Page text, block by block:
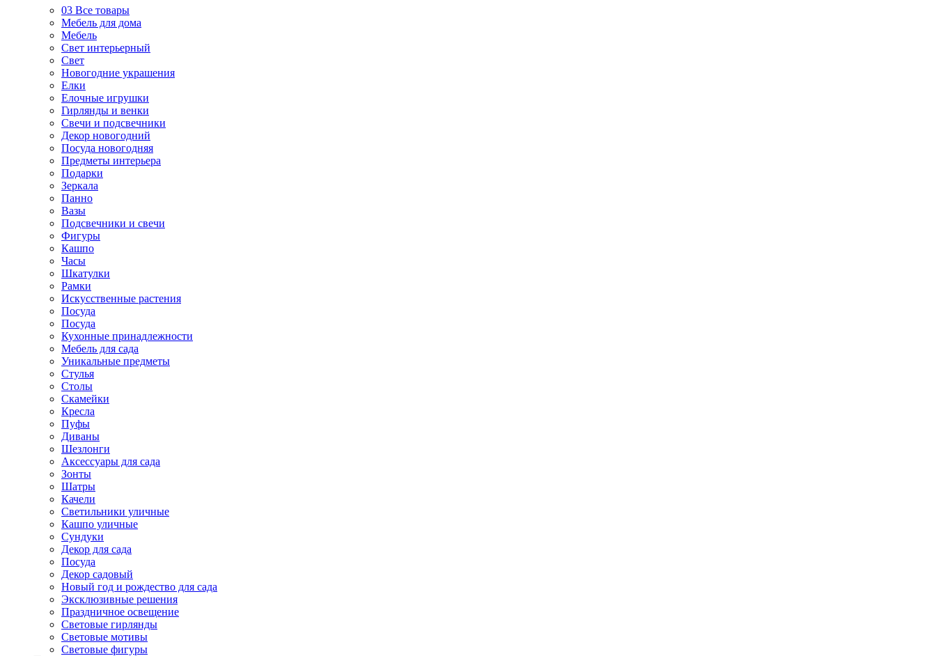
03 Все товары
Мебель для дома
Мебель
Свет интерьерный
Свет
Новогодние украшения
Елки
Елочные игрушки
Гирлянды и венки
Свечи и подсвечники
Декор новогодний
Посуда новогодняя
Предметы интерьера
Подарки
Зеркала
Панно
Вазы
Подсвечники и свечи
Фигуры
Кашпо
Часы
Шкатулки
Рамки
Искусственные растения
Посуда
Посуда
Кухонные принадлежности
Мебель для сада
Уникальные предметы
Стулья
Столы
Скамейки
Кресла
Пуфы
Диваны
Шезлонги
Аксессуары для сада
Зонты
Шатры
Качели
Cветильники уличные
Кашпо уличные
Сундуки
Декор для сада
Посуда
Декор садовый
Новый год и рождество для сада
Эксклюзивные решения
Праздничное освещение
Световые гирлянды
Световые мотивы
Световые фигуры